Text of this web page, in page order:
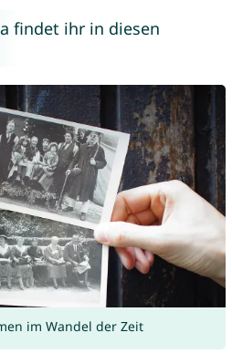
findet ihr in diesen
im Wandel der Zeit